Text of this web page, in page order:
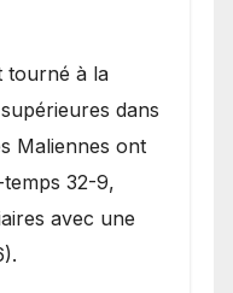
tourné à la
dans
Maliennes ont
32-9,
avec une